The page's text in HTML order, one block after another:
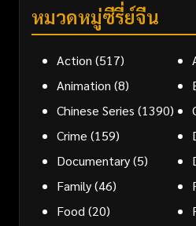
หมวดหมู่ซีรี่ย์จีน
Action (517)
Animation (8)
Chinese Series (1390)
Crime (159)
Documentary(5)
Family(46)
Food (20)